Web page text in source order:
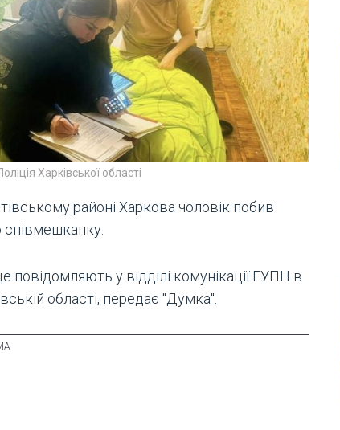
Харківської області
районі Харкова чоловік побив
повідомляють у відділі комунікації ГУПН в
області, передає "Думка".